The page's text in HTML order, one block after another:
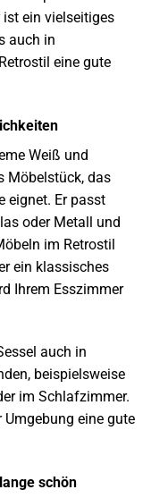
ein vielseitiges
auch in
eine gute
Weiß und
Möbelstück, das
eignet. Er passt
oder Metall und
im Retrostil
ein klassisches
Ihrem Esszimmer
auch in
beispielsweise
im Schlafzimmer.
Umgebung eine gute
schön